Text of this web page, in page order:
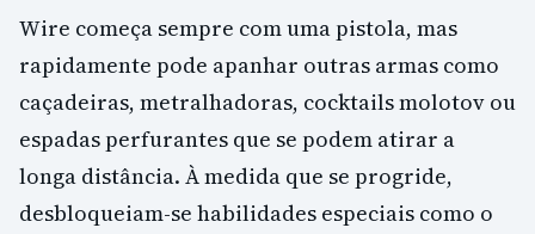
Wire começa sempre com uma pistola, mas
rapidamente pode apanhar outras armas como
caçadeiras, metralhadoras, cocktails molotov ou
espadas perfurantes que se podem atirar a
longa distância. À medida que se progride,
desbloqueiam-se habilidades especiais como o